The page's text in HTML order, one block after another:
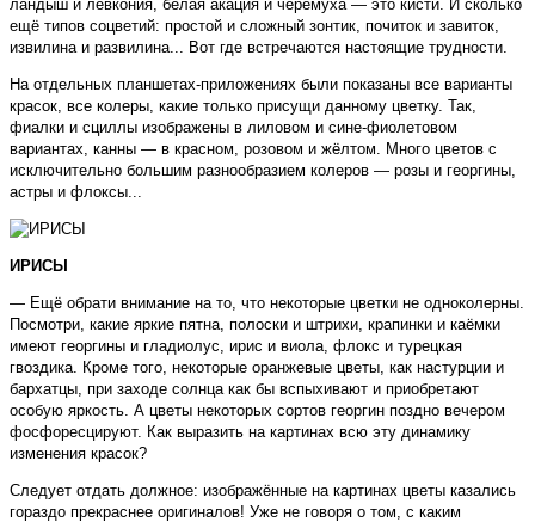
ландыш и левкония, белая акация и черёмуха — это кисти. И сколько
ещё типов соцветий: простой и сложный зонтик, почиток и завиток,
извилина и развилина... Вот где встречаются настоящие трудности.
На отдельных планшетах-приложениях были показаны все варианты
красок, все колеры, какие только присущи данному цветку. Так,
фиалки и сциллы изображены в лиловом и сине-фиолетовом
вариантах, канны — в красном, розовом и жёлтом. Много цветов с
исключительно большим разнообразием колеров — розы и георгины,
астры и флоксы...
ИРИСЫ
— Ещё обрати внимание на то, что некоторые цветки не одноколерны.
Посмотри, какие яркие пятна, полоски и штрихи, крапинки и каёмки
имеют георгины и гладиолус, ирис и виола, флокс и турецкая
гвоздика. Кроме того, некоторые оранжевые цветы, как настурции и
бархатцы, при заходе солнца как бы вспыхивают и приобретают
особую яркость. А цветы некоторых сортов георгин поздно вечером
фосфоресцируют. Как выразить на картинах всю эту динамику
изменения красок?
Следует отдать должное: изображённые на картинах цветы казались
гораздо прекраснее оригиналов! Уже не говоря о том, с каким